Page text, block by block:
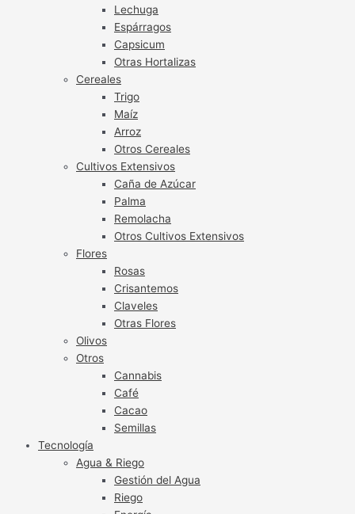
Lechuga
Espárragos
Capsicum
Otras Hortalizas
Cereales
Trigo
Maíz
Arroz
Otros Cereales
Cultivos Extensivos
Caña de Azúcar
Palma
Remolacha
Otros Cultivos Extensivos
Flores
Rosas
Crisantemos
Claveles
Otras Flores
Olivos
Otros
Cannabis
Café
Cacao
Semillas
Tecnología
Agua & Riego
Gestión del Agua
Riego